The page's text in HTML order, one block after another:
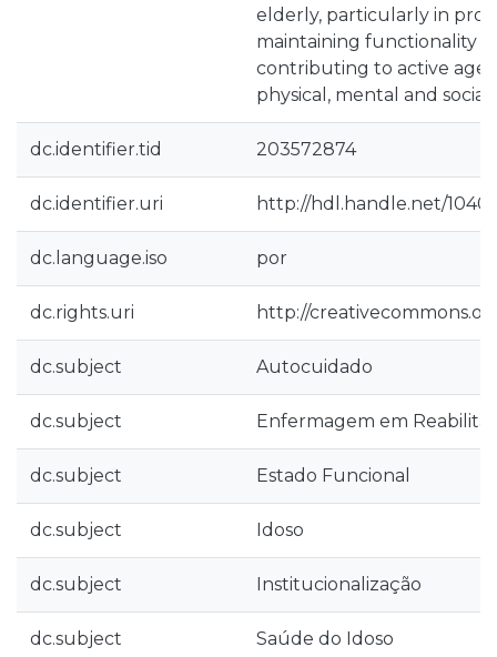
elderly, particularly in
maintaining functionality
contributing to active
physical, mental and
dc.identifier.tid 203572874
dc.identifier.uri http://hdl.handle.net/
dc.language.iso por
dc.rights.uri http://
dc.subject Autocuidado
dc.subject Enfermagem em
dc.subject Estado Funcional
dc.subject Idoso
dc.subject Institucionalização
dc.subject Saúde do Idoso